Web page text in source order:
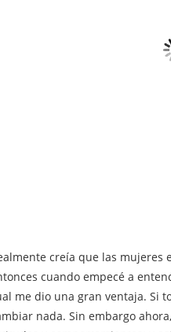
creía que las mujeres
cuando empecé a
me dio una gran ventaja. Si
nada. Sin embargo